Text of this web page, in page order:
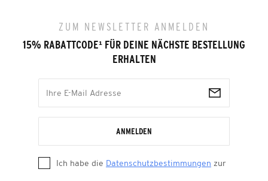
ZUM NEWSLETTER ANMELDEN
15% RABATTCODE¹ FÜR DEINE NÄCHSTE BESTELLUNG
ERHALTEN
ANMELDEN
Ich habe die Datenschutzbestimmungen zur